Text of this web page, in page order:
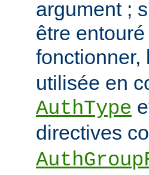
argument ;
être
fonctionner,
utilisée en
AuthType
directives